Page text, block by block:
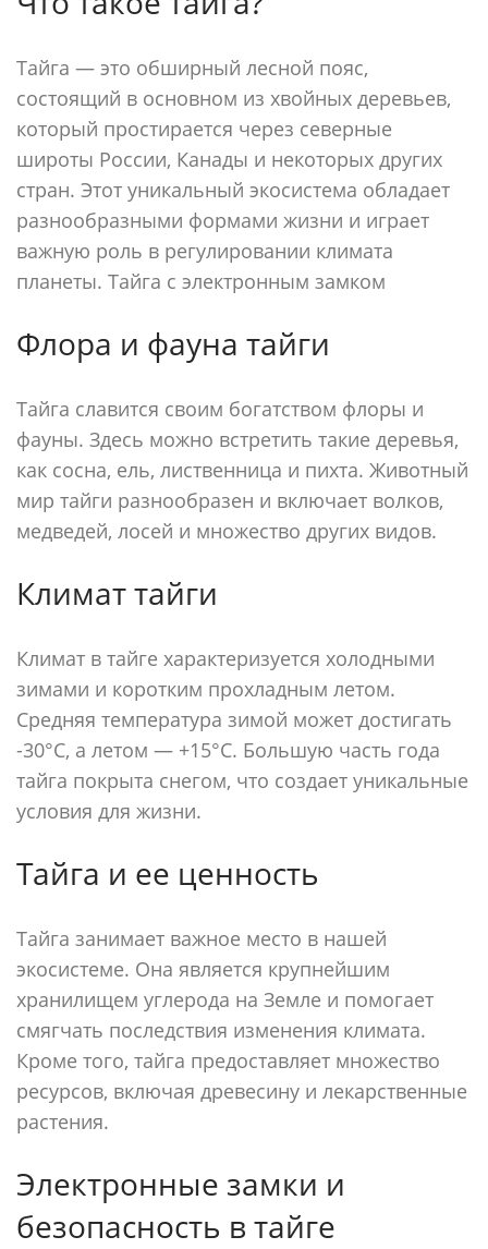
Тайга — это обширный лесной пояс,
состоящий в основном из хвойных деревьев,
который простирается через северные
широты России, Канады и некоторых других
стран. Этот уникальный экосистема обладает
разнообразными формами жизни и играет
важную роль в регулировании климата
планеты. Тайга с электронным замком
Флора и фауна тайги
Тайга славится своим богатством флоры и
фауны. Здесь можно встретить такие деревья,
как сосна, ель, лиственница и пихта. Животный
мир тайги разнообразен и включает волков,
медведей, лосей и множество других видов.
Климат тайги
Климат в тайге характеризуется холодными
зимами и коротким прохладным летом.
Средняя температура зимой может достигать
-30°C, а летом — +15°C. Большую часть года
тайга покрыта снегом, что создает уникальные
условия для жизни.
Тайга и ее ценность
Тайга занимает важное место в нашей
экосистеме. Она является крупнейшим
хранилищем углерода на Земле и помогает
смягчать последствия изменения климата.
Кроме того, тайга предоставляет множество
ресурсов, включая древесину и лекарственные
растения.
Электронные замки и
безопасность в тайге